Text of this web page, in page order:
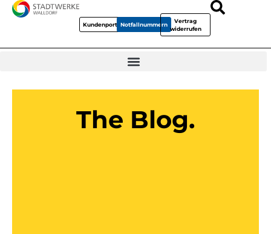
KundenportalNotfallnummern
Vertrag
widerrufen
The Blog.